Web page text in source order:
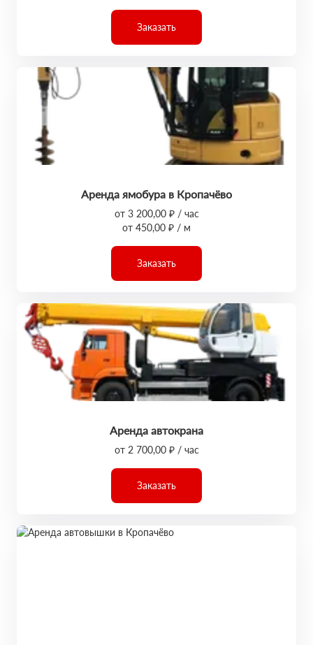
Заказать
Аренда ямобура в Кропачёво
от 3 200,00 ₽ / час
от 450,00 ₽ / м
Заказать
Аренда автокрана
от 2 700,00 ₽ / час
Заказать